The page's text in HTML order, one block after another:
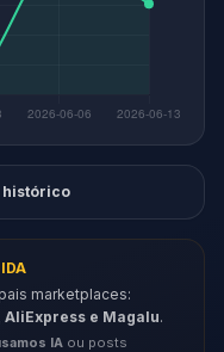
histórico
marketplaces:
e Magalu.
IA ou posts